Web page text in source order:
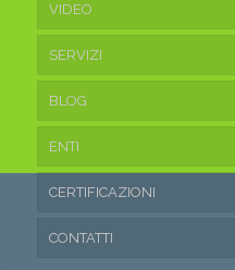
VIDEO
SERVIZI
BLOG
ENTI
CERTIFICAZIONI
CONTATTI